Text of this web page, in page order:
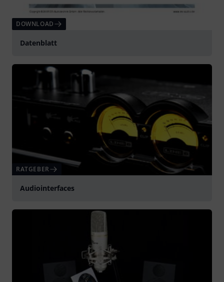
DOWNLOAD
Datenblatt
RATGEBER
Audiointerfaces